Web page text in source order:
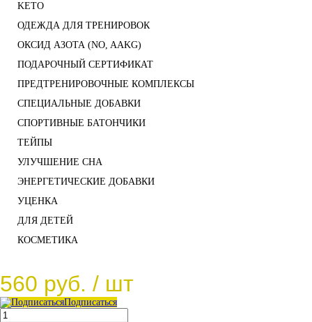
KETO
ОДЕЖДА ДЛЯ ТРЕНИРОВОК
ОКСИД АЗОТА (NO, AAKG)
ПОДАРОЧНЫЙ СЕРТИФИКАТ
ПРЕДТРЕНИРОВОЧНЫЕ КОМПЛЕКСЫ
СПЕЦИАЛЬНЫЕ ДОБАВКИ
СПОРТИВНЫЕ БАТОНЧИКИ
ТЕЙПЫ
УЛУЧШЕНИЕ СНА
ЭНЕРГЕТИЧЕСКИЕ ДОБАВКИ
УЦЕНКА
ДЛЯ ДЕТЕЙ
КОСМЕТИКА
560 руб. / шт
Подписаться